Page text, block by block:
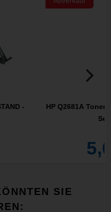
-
HP Q2681A Toner
SIE